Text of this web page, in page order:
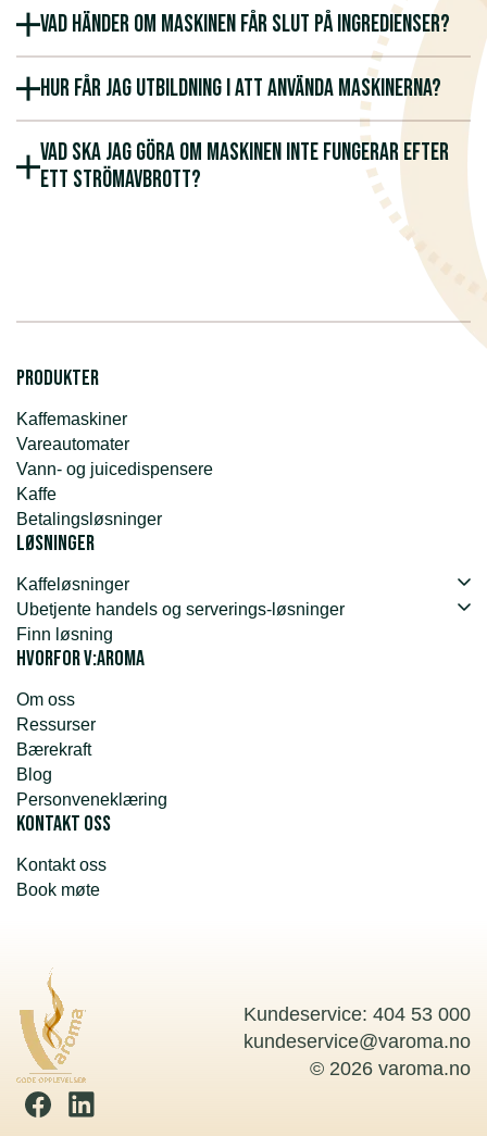
Vad händer om maskinen får slut på ingredienser?
Hur får jag utbildning i att använda maskinerna?
Vad ska jag göra om maskinen inte fungerar efter
ett strömavbrott?
Produkter
Kaffemaskiner
Vareautomater
Vann- og juicedispensere
Kaffe
Betalingsløsninger
Løsninger
Kaffeløsninger
Ubetjente handels og serverings-løsninger
Finn løsning
Hvorfor v:aroma
Om oss
Ressurser
Bærekraft
Blog
Personveneklæring
Kontakt oss
Kontakt oss
Book møte
Kundeservice: 404 53 000
kundeservice@varoma.no
© 2026 varoma.no